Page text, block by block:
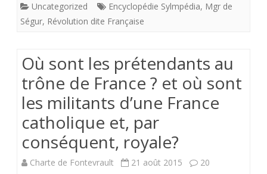
Révolution
destruction
totale
de
l’ordre
divin
Uncategorized Encyclopédie Sylmpédia, Mgr de
Ségur, Révolution dite Française
Où sont les prétendants au
trône de France ? et où sont
les militants d’une France
catholique et, par
conséquent, royale?
Charte de Fontevrault 21 août 2015
20